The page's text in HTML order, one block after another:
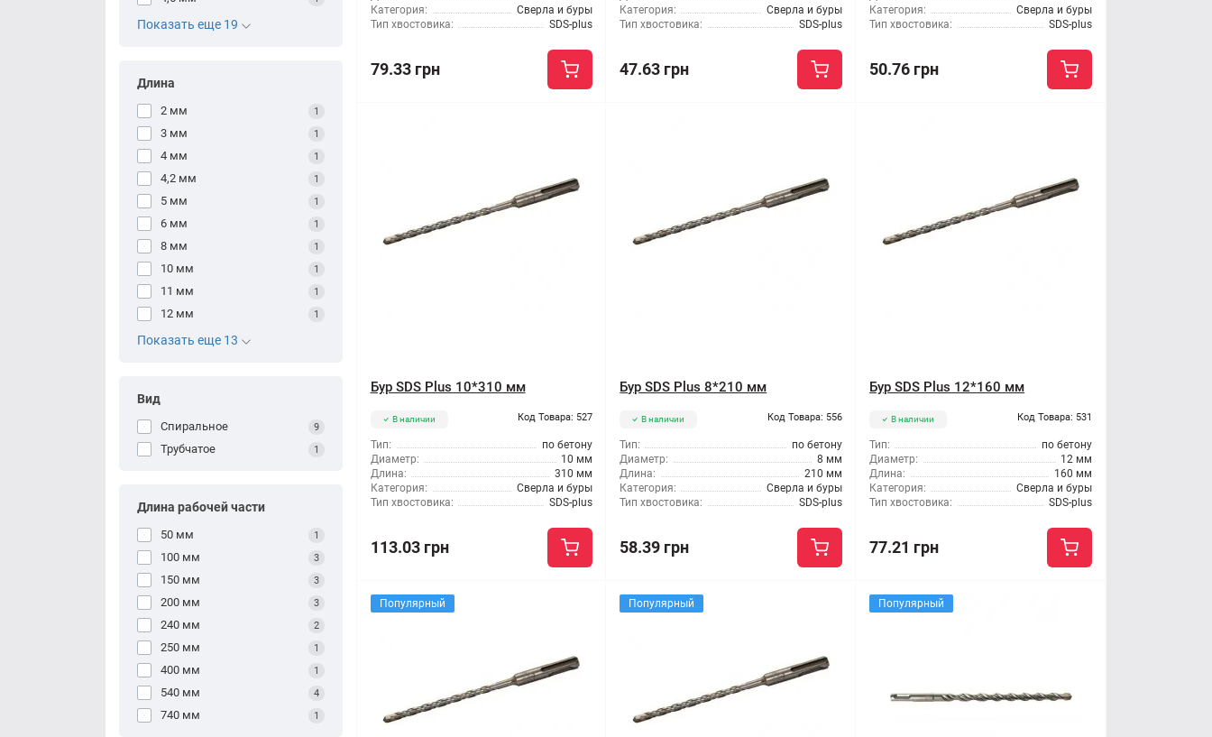
Показать еще 19
Длина
2 мм 1
3 мм 1
4 мм 1
4,2 мм 1
5 мм 1
6 мм 1
8 мм 1
10 мм 1
11 мм 1
12 мм 1
Показать еще 13
Вид
Спиральное 9
Трубчатое 1
Длина рабочей части
50 мм 1
100 мм 3
150 мм 3
200 мм 3
240 мм 2
250 мм 1
400 мм 1
540 мм 4
740 мм 1
Категория:
Сверла и буры
Тип хвостовика:
SDS-plus
79.33 грн
Категория:
Сверла и буры
Тип хвостовика:
SDS-plus
47.63 грн
Категория:
Сверла и буры
Тип хвостовика:
SDS-plus
50.76 грн
Бур SDS Plus 10*310 мм
В наличии Код Товара: 527
Тип:
по бетону
Диаметр:
10 мм
Длина:
310 мм
Категория:
Сверла и буры
Тип хвостовика:
SDS-plus
113.03 грн
Бур SDS Plus 8*210 мм
В наличии Код Товара: 556
Тип:
по бетону
Диаметр:
8 мм
Длина:
210 мм
Категория:
Сверла и буры
Тип хвостовика:
SDS-plus
58.39 грн
Бур SDS Plus 12*160 мм
В наличии Код Товара: 531
Тип:
по бетону
Диаметр:
12 мм
Длина:
160 мм
Категория:
Сверла и буры
Тип хвостовика:
SDS-plus
77.21 грн
Популярный Популярный Популярный